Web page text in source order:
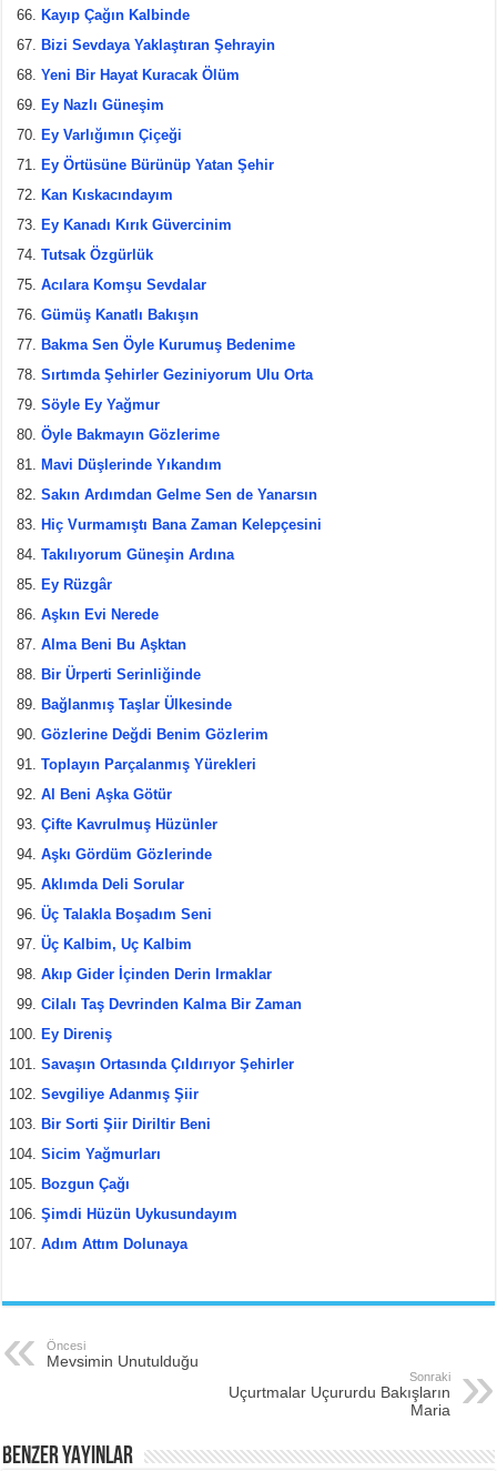
Kayıp Çağın Kalbinde
Bizi Sevdaya Yaklaştıran Şehrayin
Yeni Bir Hayat Kuracak Ölüm
Ey Nazlı Güneşim
Ey Varlığımın Çiçeği
Ey Örtüsüne Bürünüp Yatan Şehir
Kan Kıskacındayım
Ey Kanadı Kırık Güvercinim
Tutsak Özgürlük
Acılara Komşu Sevdalar
Gümüş Kanatlı Bakışın
Bakma Sen Öyle Kurumuş Bedenime
Sırtımda Şehirler Geziniyorum Ulu Orta
Söyle Ey Yağmur
Öyle Bakmayın Gözlerime
Mavi Düşlerinde Yıkandım
Sakın Ardımdan Gelme Sen de Yanarsın
Hiç Vurmamıştı Bana Zaman Kelepçesini
Takılıyorum Güneşin Ardına
Ey Rüzgâr
Aşkın Evi Nerede
Alma Beni Bu Aşktan
Bir Ürperti Serinliğinde
Bağlanmış Taşlar Ülkesinde
Gözlerine Değdi Benim Gözlerim
Toplayın Parçalanmış Yürekleri
Al Beni Aşka Götür
Çifte Kavrulmuş Hüzünler
Aşkı Gördüm Gözlerinde
Aklımda Deli Sorular
Üç Talakla Boşadım Seni
Üç Kalbim, Uç Kalbim
Akıp Gider İçinden Derin Irmaklar
Cilalı Taş Devrinden Kalma Bir Zaman
Ey Direniş
Savaşın Ortasında Çıldırıyor Şehirler
Sevgiliye Adanmış Şiir
Bir Sorti Şiir Diriltir Beni
Sicim Yağmurları
Bozgun Çağı
Şimdi Hüzün Uykusundayım
Adım Attım Dolunaya
Öncesi
Mevsimin Unutulduğu
Sonraki
Uçurtmalar Uçururdu Bakışların
Maria
BENZER YAYINLAR